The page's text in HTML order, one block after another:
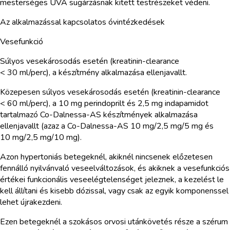
mesterséges UVA sugárzásnak kitett testrészeket védeni.
Az alkalmazással kapcsolatos óvintézkedések
Vesefunkció
Súlyos vesekárosodás esetén (kreatinin-clearance
< 30 ml/perc), a készítmény alkalmazása ellenjavallt.
Közepesen súlyos vesekárosodás esetén (kreatinin-clearance
< 60 ml/perc), a 10 mg perindoprilt és 2,5 mg indapamidot
tartalmazó Co-Dalnessa-AS készítmények alkalmazása
ellenjavallt (azaz a Co-Dalnessa-AS 10 mg/2,5 mg/5 mg és
10 mg/2,5 mg/10 mg).
Azon hypertoniás betegeknél, akiknél nincsenek előzetesen
fennálló nyilvánvaló veseelváltozások, és akiknek a vesefunkciós
értékei funkcionális veseelégtelenséget jeleznek, a kezelést le
kell állítani és kisebb dózissal, vagy csak az egyik komponenssel
lehet újrakezdeni.
Ezen betegeknél a szokásos orvosi utánkövetés része a szérum